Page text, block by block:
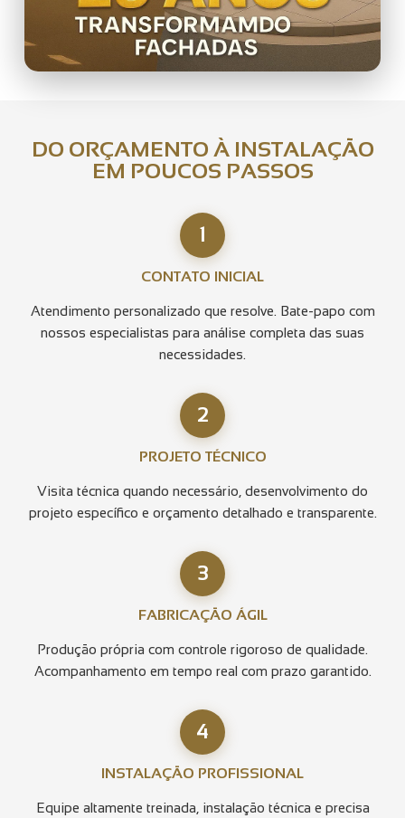
DO ORÇAMENTO À INSTALAÇÃO
EM POUCOS PASSOS
1
CONTATO INICIAL
Atendimento personalizado que resolve. Bate-papo com
nossos especialistas para análise completa das suas
necessidades.
2
PROJETO TÉCNICO
Visita técnica quando necessário, desenvolvimento do
projeto específico e orçamento detalhado e transparente.
3
FABRICAÇÃO ÁGIL
Produção própria com controle rigoroso de qualidade.
Acompanhamento em tempo real com prazo garantido.
4
INSTALAÇÃO PROFISSIONAL
Equipe altamente treinada, instalação técnica e precisa